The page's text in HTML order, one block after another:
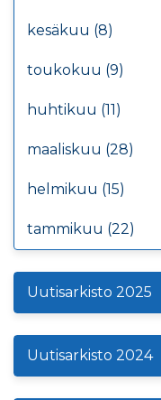
kesäkuu (8)
toukokuu (9)
huhtikuu (11)
maaliskuu (28)
helmikuu (15)
tammikuu (22)
Uutisarkisto 2025
Uutisarkisto 2024